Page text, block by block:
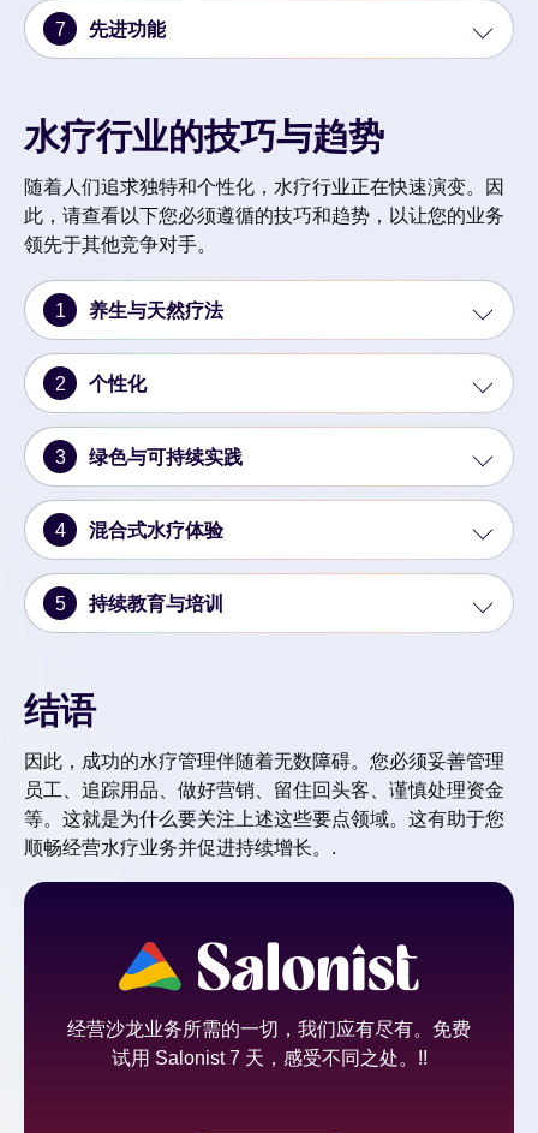
7 先进功能
水疗行业的技巧与趋势
随着人们追求独特和个性化，水疗行业正在快速演变。因
此，请查看以下您必须遵循的技巧和趋势，以让您的业务
领先于其他竞争对手。
1 养生与天然疗法
2 个性化
3 绿色与可持续实践
4 混合式水疗体验
5 持续教育与培训
结语
因此，成功的水疗管理伴随着无数障碍。您必须妥善管理
员工、追踪用品、做好营销、留住回头客、谨慎处理资金
等。这就是为什么要关注上述这些要点领域。这有助于您
顺畅经营水疗业务并促进持续增长。.
经营沙龙业务所需的一切，我们应有尽有。免费
试用 Salonist 7 天，感受不同之处。!!